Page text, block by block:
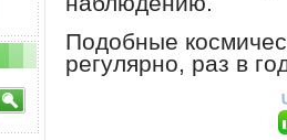
Подобные
регулярно, раз в